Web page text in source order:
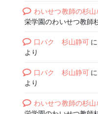
わいせつ教師の杉
栄学園のわいせつ教師
口パク 杉山静可
より
口パク 杉山静可
より
わいせつ教師の杉